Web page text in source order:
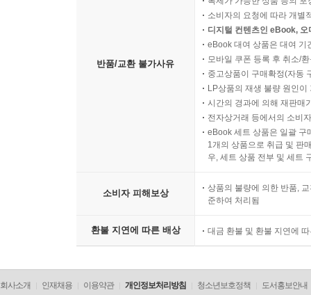
반품/교환 불가사유
소비자의 요청에 따라 개별
디지털 컨텐츠인 eBook,
eBook 대여 상품은 대여 기
모바일 쿠폰 등록 후 취소/
중고상품이 구매확정(자동
LP상품의 재생 불량 원인
시간의 경과에 의해 재판매
전자상거래 등에서의 소비
eBook 세트 상품은 일괄 구
1개의 상품으로 취급 및 판
우, 세트 상품 전부 및 세트
소비자 피해보상
상품의 불량에 의한 반품,
준하여 처리됨
환불 지연에 따른 배상 대금 환불 및 환불 지연에
회사소개 인재채용 이용약관 개인정보처리방침 청소년보호정책 도서홍보안내